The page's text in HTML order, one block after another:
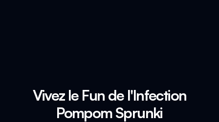
Vivez le Fun de l'Infection
Pompom Sprunki